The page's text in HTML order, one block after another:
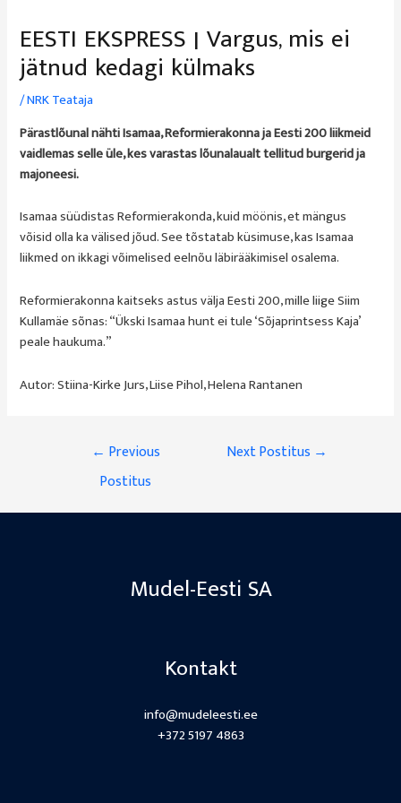
EESTI EKSPRESS | Vargus, mis ei
jätnud kedagi külmaks
/NRK Teataja
Pärastlõunal nähti Isamaa, Reformierakonna ja Eesti 200 liikmeid
vaidlemas selle üle, kes varastas lõunalaualt tellitud burgerid ja
majoneesi.
Isamaa süüdistas Reformierakonda, kuid möönis, et mängus
võisid olla ka välised jõud. See tõstatab küsimuse, kas Isamaa
liikmed on ikkagi võimelised eelnõu läbirääkimisel osalema.
Reformierakonna kaitseks astus välja Eesti 200, mille liige Siim
Kullamäe sõnas: “Ükski Isamaa hunt ei tule ‘Sõjaprintsess Kaja’
peale haukuma.”
Autor: Stiina-Kirke Jurs, Liise Pihol, Helena Rantanen
Navigeerimine
← Previous
Postitus
Next Postitus →
Mudel-Eesti SA
Kontakt
info@mudeleesti.ee
+372 5197 4863